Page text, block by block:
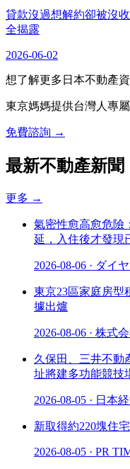
貸款沒過想解約卻被沒
全揭露
2026-06-02
想了解更多日本不動產資
東京媽媽提供台灣人專
免費諮詢 →
最新不動產新聞
更多 →
氣密性愈高愈危險
延，入住後才發現
2026-08-06 · ダイ
東京23區家庭房型
據出爐
2026-08-06 · 株式
久保田、三井不動
址將建多功能競技
2026-08-05 · 日本
新取得約220塊住
2026-08-05 · PR